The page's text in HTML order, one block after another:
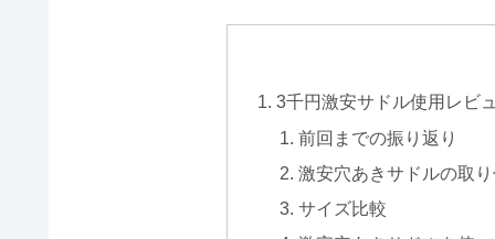
3千円激安サドル使用レビ
前回までの振り返り
激安穴あきサドルの取
サイズ比較